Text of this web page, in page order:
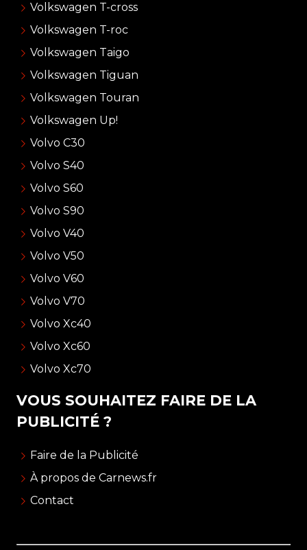
Volkswagen T-cross
Volkswagen T-roc
Volkswagen Taigo
Volkswagen Tiguan
Volkswagen Touran
Volkswagen Up!
Volvo C30
Volvo S40
Volvo S60
Volvo S90
Volvo V40
Volvo V50
Volvo V60
Volvo V70
Volvo Xc40
Volvo Xc60
Volvo Xc70
VOUS SOUHAITEZ FAIRE DE LA
PUBLICITÉ ?
Faire de la Publicité
À propos de Carnews.fr
Contact